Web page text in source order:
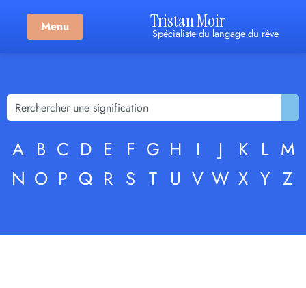
Menu Tristan Moir
Spécialiste du langage du rêve
A B C D E F G H I J K L M
N O P Q R S T U V W X Y Z